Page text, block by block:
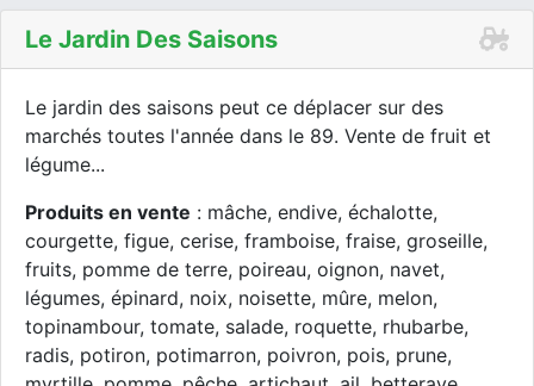
Le Jardin Des Saisons
Le jardin des saisons peut ce déplacer sur des
marchés toutes l'année dans le 89. Vente de fruit et
légume...
Produits en vente : mâche, endive, échalotte,
courgette, figue, cerise, framboise, fraise, groseille,
fruits, pomme de terre, poireau, oignon, navet,
légumes, épinard, noix, noisette, mûre, melon,
topinambour, tomate, salade, roquette, rhubarbe,
radis, potiron, potimarron, poivron, pois, prune,